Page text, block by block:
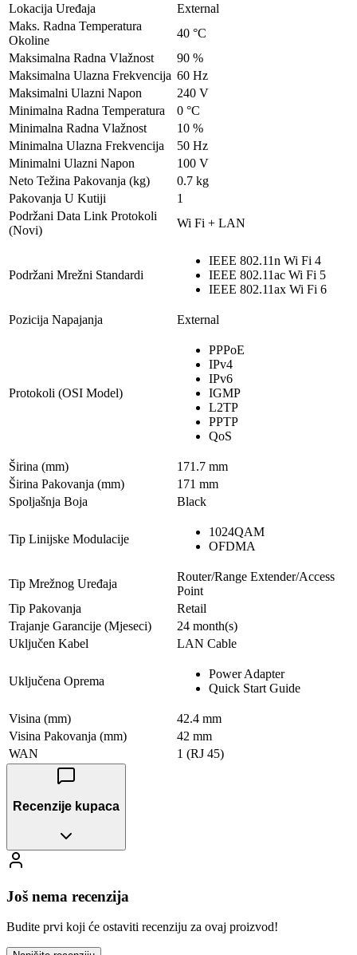
Lokacija Uređaja
External
Maks. Radna Temperatura
Okoline
40 °C
Maksimalna Radna Vlažnost
90 %
Maksimalna Ulazna Frekvencija 60 Hz
Maksimalni Ulazni Napon
240 V
Minimalna Radna Temperatura
0 °C
Minimalna Radna Vlažnost
10 %
Minimalna Ulazna Frekvencija
50 Hz
Minimalni Ulazni Napon
100 V
Neto Težina Pakovanja (kg)
0.7 kg
Pakovanja U Kutiji
1
Podržani Data Link Protokoli
(Novi)
Wi Fi + LAN
Podržani Mrežni Standardi
IEEE 802.11n Wi Fi 4
IEEE 802.11ac Wi Fi 5
IEEE 802.11ax Wi Fi 6
Pozicija Napajanja External
Protokoli (OSI Model)
PPPoE
IPv4
IPv6
IGMP
L2TP
PPTP
QoS
Širina (mm)
171.7 mm
Širina Pakovanja (mm)
171 mm
Spoljašnja Boja
Black
Tip Linijske Modulacije
1024QAM
OFDMA
Tip Mrežnog Uređaja
Router/Range Extender/Access
Point
Tip Pakovanja
Retail
Trajanje Garancije (Mjeseci)
24 month(s)
Uključen Kabel
LAN Cable
Uključena Oprema
Power Adapter
Quick Start Guide
Visina (mm)
42.4 mm
Visina Pakovanja (mm)
42 mm
WAN
1 (RJ 45)
Recenzije kupaca
Još nema recenzija
Budite prvi koji će ostaviti recenziju za ovaj proizvod!